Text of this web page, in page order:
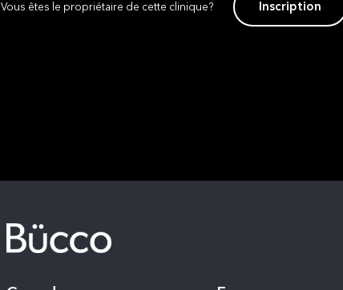
Vous êtes le propriétaire de cette clinique? Inscription